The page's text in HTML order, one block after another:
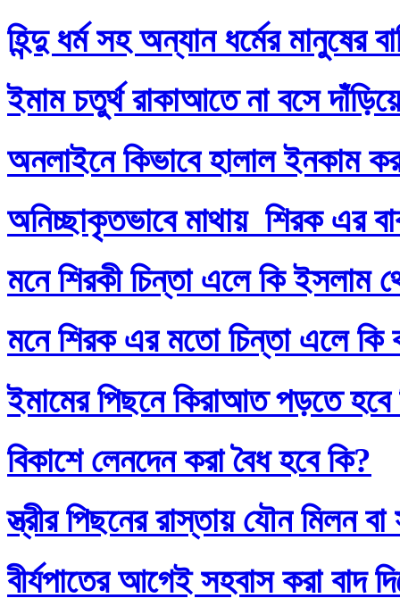
হিন্দু ধর্ম সহ অন্যান ধর্মের মানুষের
ইমাম চতুর্থ রাকাআতে না বসে
অনলাইনে কিভাবে হালাল ইনকাম
অনিচ্ছাকৃতভাবে মাথায় শিরক এর
মনে শিরকী চিন্তা এলে কি ইসলাম
মনে শিরক এর মতো চিন্তা এলে কি
ইমামের পিছনে কিরাআত পড়তে হবে
বিকাশে লেনদেন করা বৈধ হবে কি?
স্ত্রীর পিছনের রাস্তায় যৌন মিলন
বীর্যপাতের আগেই সহবাস করা বাদ